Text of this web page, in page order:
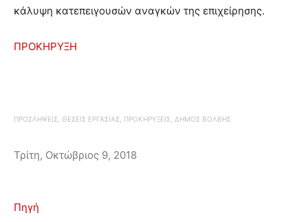
κάλυψη κατεπειγουσών αναγκών της επιχείρησης.
ΠΡΟΚΗΡΥΞΗ
ΠΡΟΣΛΗΨΕΙΣ, ΘΕΣΕΙΣ ΕΡΓΑΣΙΑΣ, ΠΡΟΚΗΡΥΞΕΙΣ, ΔΗΜΟΣ ΒΟΛΒΗΣ
Τρίτη, Οκτώβριος 9, 2018
Πηγή